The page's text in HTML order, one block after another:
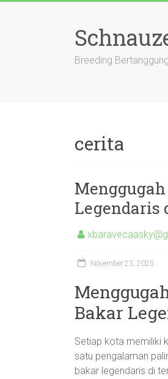
Breeding
cerita
Legendaris
November 23, 2025
Bakar
Setiap kota memiliki
satu pengalaman
bakar legendaris di